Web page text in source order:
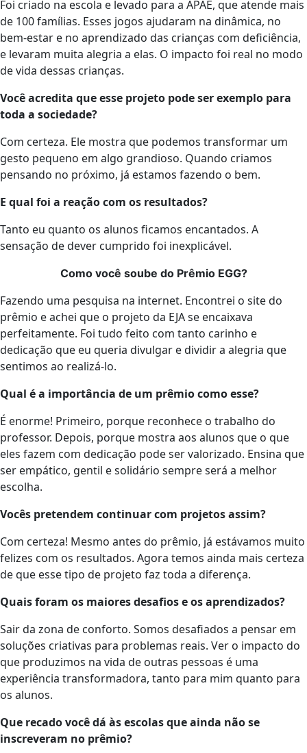
Foi criado na escola e levado para a APAE, que atende mais
de 100 famílias. Esses jogos ajudaram na dinâmica, no
bem-estar e no aprendizado das crianças com deficiência,
e levaram muita alegria a elas. O impacto foi real no modo
de vida dessas crianças.
Você acredita que esse projeto pode ser exemplo para
toda a sociedade?
Com certeza. Ele mostra que podemos transformar um
gesto pequeno em algo grandioso. Quando criamos
pensando no próximo, já estamos fazendo o bem.
E qual foi a reação com os resultados?
Tanto eu quanto os alunos ficamos encantados. A
sensação de dever cumprido foi inexplicável.
Como você soube do Prêmio EGG?
Fazendo uma pesquisa na internet. Encontrei o site do
prêmio e achei que o projeto da EJA se encaixava
perfeitamente. Foi tudo feito com tanto carinho e
dedicação que eu queria divulgar e dividir a alegria que
sentimos ao realizá-lo.
Qual é a importância de um prêmio como esse?
É enorme! Primeiro, porque reconhece o trabalho do
professor. Depois, porque mostra aos alunos que o que
eles fazem com dedicação pode ser valorizado. Ensina que
ser empático, gentil e solidário sempre será a melhor
escolha.
Vocês pretendem continuar com projetos assim?
Com certeza! Mesmo antes do prêmio, já estávamos muito
felizes com os resultados. Agora temos ainda mais certeza
de que esse tipo de projeto faz toda a diferença.
Quais foram os maiores desafios e os aprendizados?
Sair da zona de conforto. Somos desafiados a pensar em
soluções criativas para problemas reais. Ver o impacto do
que produzimos na vida de outras pessoas é uma
experiência transformadora, tanto para mim quanto para
os alunos.
Que recado você dá às escolas que ainda não se
inscreveram no prêmio?